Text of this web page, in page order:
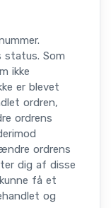
status. Som
ikke
er blevet
ordren,
ordrens
ordrens
dig af disse
få et
og